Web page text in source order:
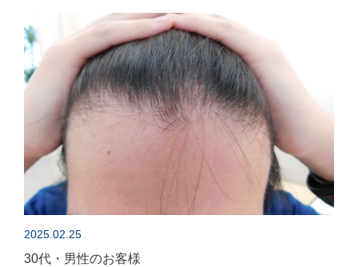
2025.02.25
30代・男性のお客様